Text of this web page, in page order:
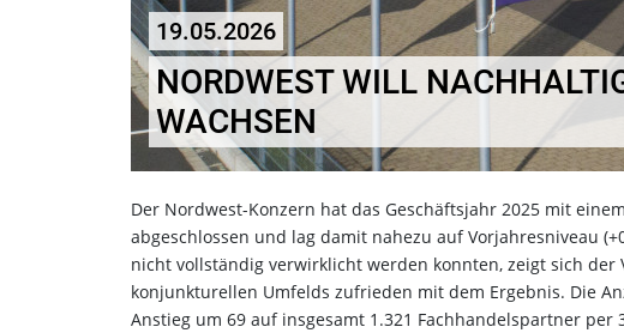
19.05.2026
NORDWEST WILL
WACHSEN
Der Nordwest-Konzern hat das Geschäftsjahr 2025 mit
abgeschlossen und lag damit nahezu auf Vorjahresniveau
nicht vollständig verwirklicht werden konnten, zeigt sich
konjunkturellen Umfelds zufrieden mit dem Ergebnis. Die
Anstieg um 69 auf insgesamt 1.321 Fachhandelspartner